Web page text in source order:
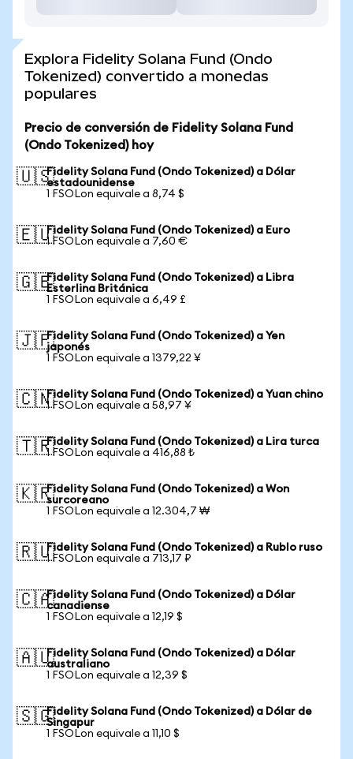
Explora Fidelity Solana Fund (Ondo
Tokenized) convertido a monedas
populares
Precio de conversión de Fidelity Solana Fund
(Ondo Tokenized) hoy
🇺🇸Fidelity Solana Fund (Ondo Tokenized) a Dólar
estadounidense
1 FSOLon equivale a 8,74 $
🇪🇺Fidelity Solana Fund (Ondo Tokenized) a Euro
1 FSOLon equivale a 7,60 €
🇬🇧Fidelity Solana Fund (Ondo Tokenized) a Libra
Esterlina Británica
1 FSOLon equivale a 6,49 £
🇯🇵Fidelity Solana Fund (Ondo Tokenized) a Yen
japonés
1 FSOLon equivale a 1379,22 ¥
🇨🇳Fidelity Solana Fund (Ondo Tokenized) a Yuan chino
1 FSOLon equivale a 58,97 ¥
🇹🇷Fidelity Solana Fund (Ondo Tokenized) a Lira turca
1 FSOLon equivale a 416,88 ₺
🇰🇷Fidelity Solana Fund (Ondo Tokenized) a Won
surcoreano
1 FSOLon equivale a 12.304,7 ₩
🇷🇺Fidelity Solana Fund (Ondo Tokenized) a Rublo ruso
1 FSOLon equivale a 713,17 ₽
🇨🇦Fidelity Solana Fund (Ondo Tokenized) a Dólar
canadiense
1 FSOLon equivale a 12,19 $
🇦🇺Fidelity Solana Fund (Ondo Tokenized) a Dólar
australiano
1 FSOLon equivale a 12,39 $
🇸🇬Fidelity Solana Fund (Ondo Tokenized) a Dólar de
Singapur
1 FSOLon equivale a 11,10 $